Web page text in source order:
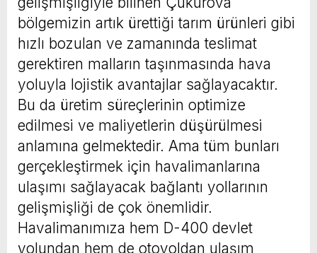
bölgemizin artık ürettiği tarım ürünleri gibi
hızlı bozulan ve zamanında teslimat
gerektiren malların taşınmasında hava
yoluyla lojistik avantajlar sağlayacaktır.
Bu da üretim süreçlerinin optimize
edilmesi ve maliyetlerin düşürülmesi
anlamına gelmektedir. Ama tüm bunları
gerçekleştirmek için havalimanlarına
ulaşımı sağlayacak bağlantı yollarının
gelişmişliği de çok önemlidir.
Havalimanımıza hem D-400 devlet
yolundan hem de otoyoldan ulaşım